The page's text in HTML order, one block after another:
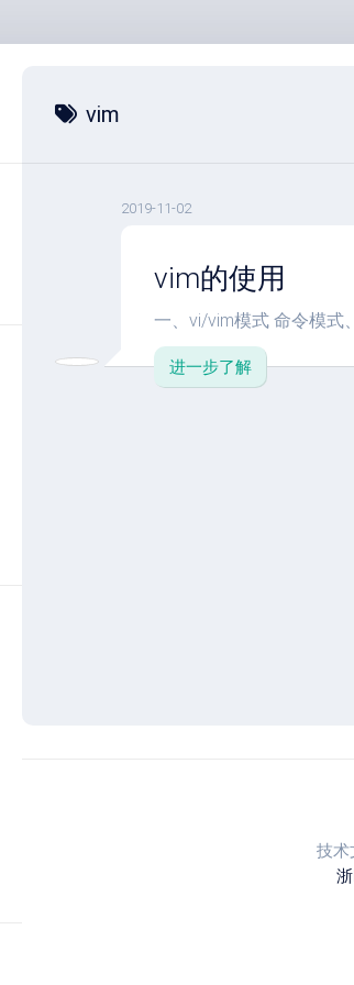
vim
2019-11-02
vim的使用
一、vi/vim模式 命令模式
进一步了解
技术